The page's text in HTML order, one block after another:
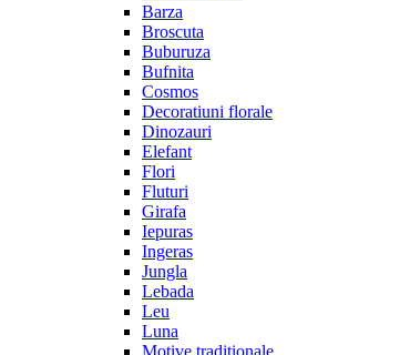
Barza
Broscuta
Buburuza
Bufnita
Cosmos
Decoratiuni florale
Dinozauri
Elefant
Flori
Fluturi
Girafa
Iepuras
Ingeras
Jungla
Lebada
Leu
Luna
Motive traditionale